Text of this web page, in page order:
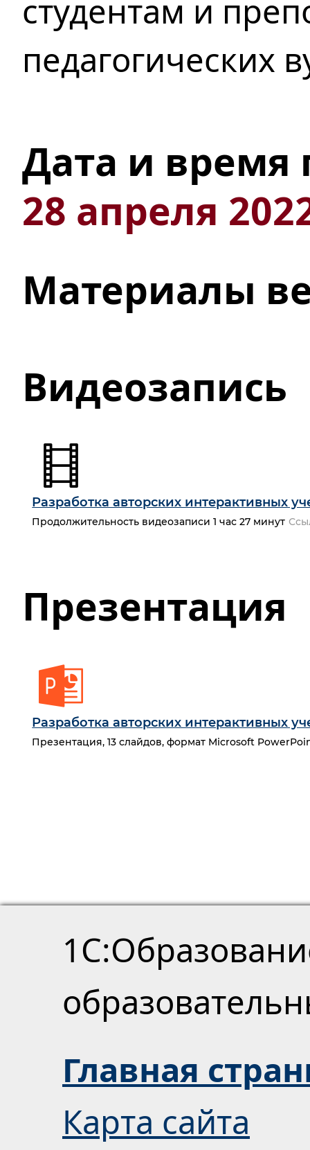
студентам и
педагогических
Дата и время
28 апреля
Материалы
Видеозапись
Разработка авторских интерактивных
Продолжительность видеозаписи 1 час 27 минут
Презентация
Разработка авторских интерактивных
Презентация, 13 слайдов, формат Microsoft
Главная
Карта сайта